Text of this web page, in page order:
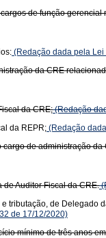
de função gerencial
(Redação dada pela
da CRE
da CRE;(Redação
da REPR; (Redação
de administração
Auditor Fiscal da CRE.
de
de 17/12/2020)
mínimo de três anos